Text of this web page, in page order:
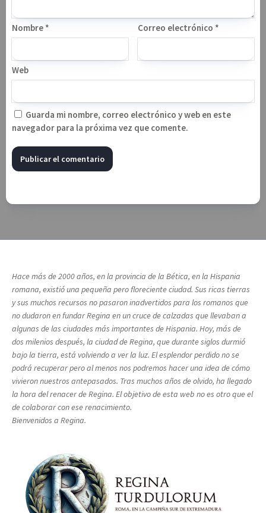
Nombre * Correo electrónico *
Web
Guarda mi nombre, correo electrónico y web en este
navegador para la próxima vez que comente.
Hace más de 2000 años, en la provincia de la Bética, en la Hispania
romana, existió una pequeña pero floreciente ciudad. Sus ricas tierras
y sus muchos recursos no pasaron inadvertidos para los romanos que
no dudaron en fundar Regina en un cruce de calzadas que llevaban a
algunas de las ciudades más importantes de Hispania. Hoy, más de
dos milenios después, la ciudad de Regina, que durante siglos durmió
bajo la tierra, está volviendo a ver la luz. El esplendor perdido no se
podrá recuperar pero al menos nos podremos hacer una idea de cómo
vivieron nuestros antepasados. Tras muchos años de olvido, ha llegado
la hora del renacer de Regina. El objetivo de esta web no es otro que el
de colaborar con ese renacimiento.
Bienvenidos a Regina.